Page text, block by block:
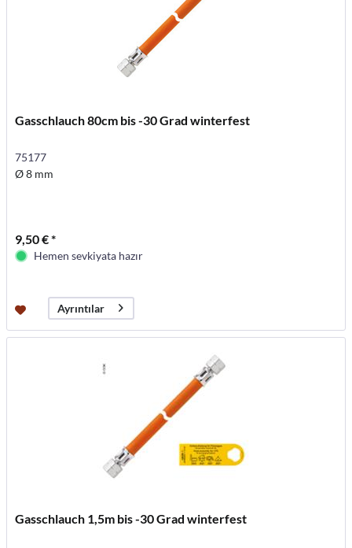
Gasschlauch 80cm bis -30 Grad winterfest
75177
Ø 8 mm
9,50 € *
Hemen sevkiyata hazır
Ayrıntılar
Gasschlauch 1,5m bis -30 Grad winterfest